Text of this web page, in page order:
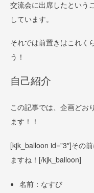
交流会に出席したという
しています。
それでは前置きはこれく
う！
自己紹介
この記事では、企画どお
ます！！
[kjk_balloon id=”3″]その
ますね！ [/kjk_balloon]
名前：なすび